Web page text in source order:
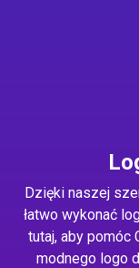
Dzięki naszej
łatwo wykonać
tutaj, aby pomóc
modnego logo